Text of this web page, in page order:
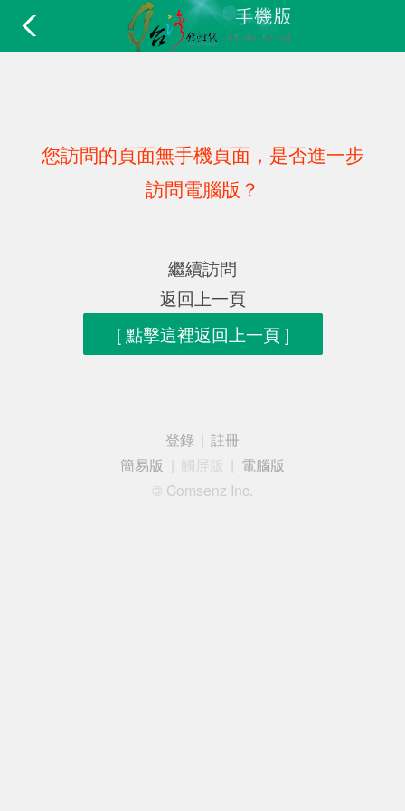
您訪問的頁面無手機頁面，是否進一步
訪問電腦版？
繼續訪問
返回上一頁
[ 點擊這裡返回上一頁 ]
登錄
註冊
簡易版
觸屏版
電腦版
© Comsenz Inc.